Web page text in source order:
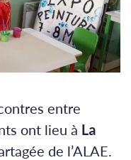
entre
ont lieu à La
de l’ALAE.